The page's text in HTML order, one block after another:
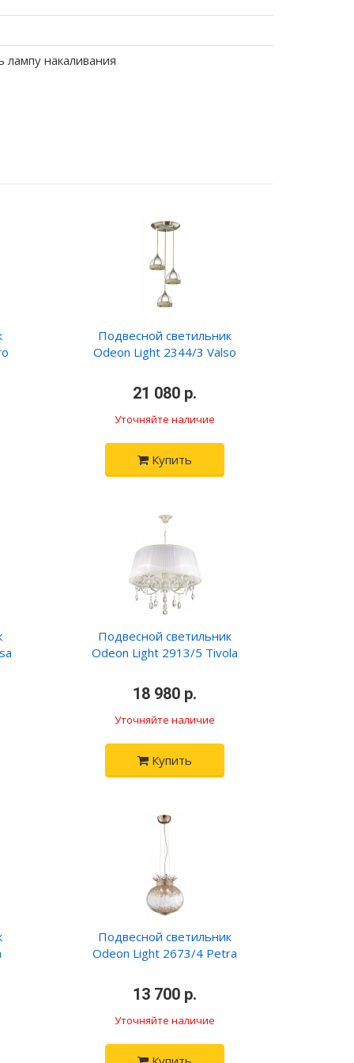
лампу накаливания
Подвесной светильник
Odeon Light 2344/3 Valso
21 080 р.
Уточняйте наличие
Купить
Подвесной светильник
Odeon Light 2913/5 Tivola
18 980 р.
Уточняйте наличие
Купить
Подвесной светильник
Odeon Light 2673/4 Petra
13 700 р.
Уточняйте наличие